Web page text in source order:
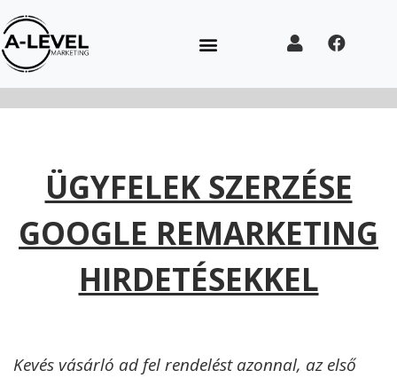
ÜGYFELEK SZERZÉSE
GOOGLE REMARKETING
HIRDETÉSEKKEL
Kevés vásárló ad fel rendelést azonnal, az első